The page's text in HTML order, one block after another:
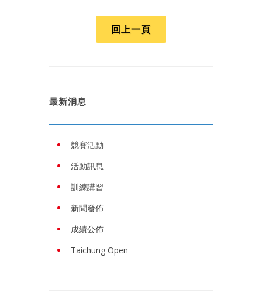
回上一頁
最新消息
競賽活動
活動訊息
訓練講習
新聞發佈
成績公佈
Taichung Open